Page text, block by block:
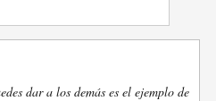
dar a los demás es el ejemplo de